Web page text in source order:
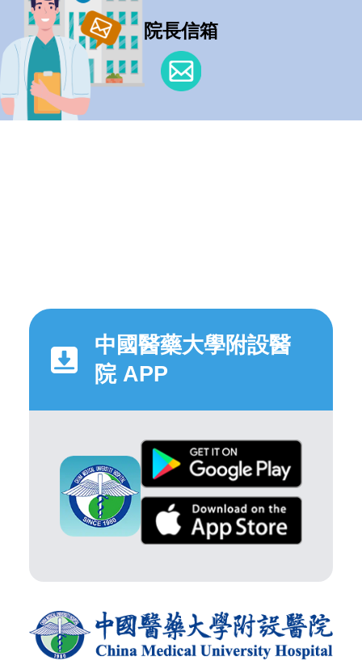
院長信箱
中國醫藥大學附設醫
院 APP